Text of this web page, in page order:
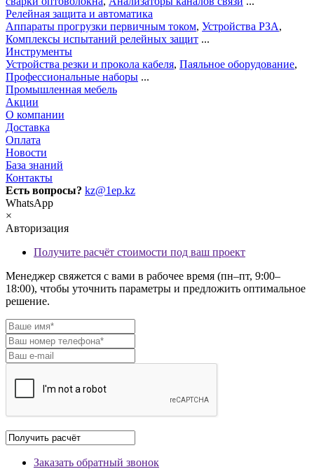
Релейная защита и автоматика
Аппараты прогрузки первичным током, Устройства РЗА,
Комплексы испытаний релейных защит ...
Инструменты
Устройства резки и прокола кабеля, Паяльное оборудование,
Профессиональные наборы ...
Промышленная мебель
Акции
О компании
Доставка
Оплата
Новости
База знаний
Контакты
Есть вопросы? kz@1ep.kz
WhatsApp
×
Авторизация
Получите расчёт стоимости под ваш проект
Менеджер свяжется с вами в рабочее время (пн–пт, 9:00–
18:00), чтобы уточнить параметры и предложить оптимальное
решение.
Заказать обратный звонок